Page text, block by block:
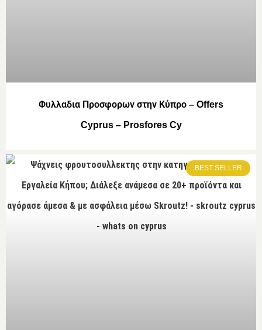
Φυλλαδια Προσφορων στην Κύπρο – Offers
Cyprus – Prosfores Cy
BEST SELLER